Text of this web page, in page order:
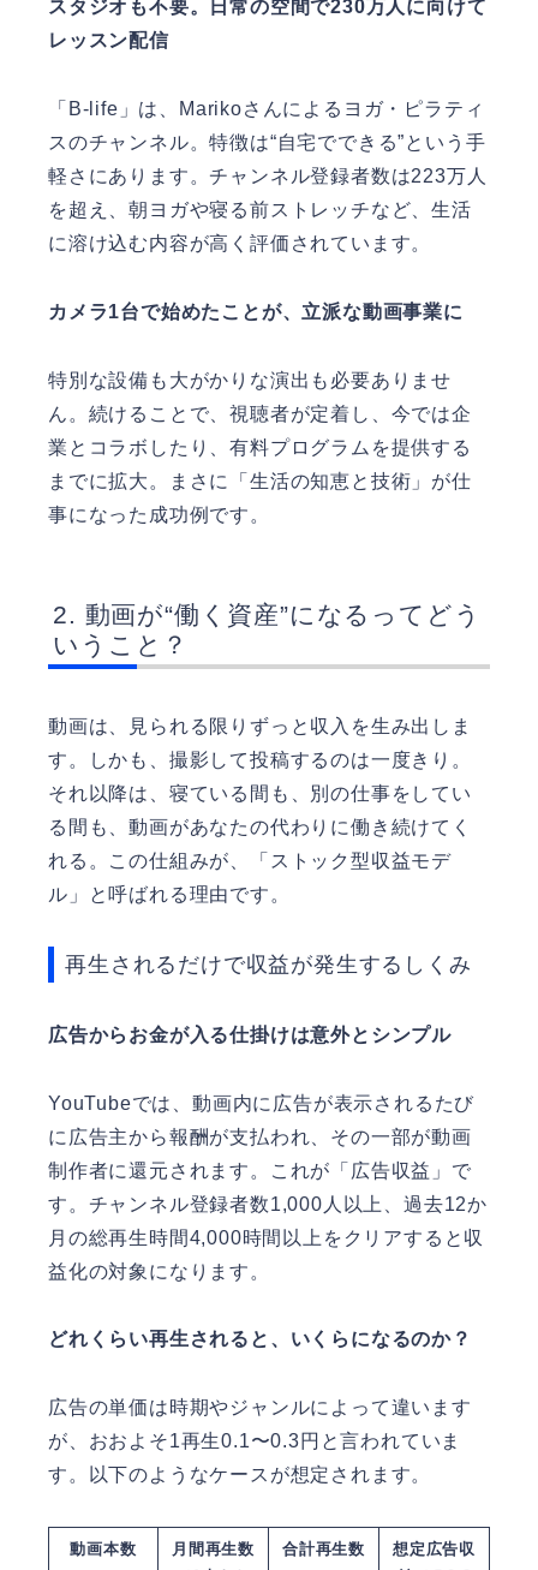
スタジオも不要。日常の空間で230万人に向けて
レッスン配信
「B-life」は、Marikoさんによるヨガ・ピラティ
スのチャンネル。特徴は“自宅でできる”という手
軽さにあります。チャンネル登録者数は223万人
を超え、朝ヨガや寝る前ストレッチなど、生活
に溶け込む内容が高く評価されています。
カメラ1台で始めたことが、立派な動画事業に
特別な設備も大がかりな演出も必要ありませ
ん。続けることで、視聴者が定着し、今では企
業とコラボしたり、有料プログラムを提供する
までに拡大。まさに「生活の知恵と技術」が仕
事になった成功例です。
動画が“働く資産”になるってどう
いうこと？
動画は、見られる限りずっと収入を生み出しま
す。しかも、撮影して投稿するのは一度きり。
それ以降は、寝ている間も、別の仕事をしてい
る間も、動画があなたの代わりに働き続けてく
れる。この仕組みが、「ストック型収益モデ
ル」と呼ばれる理由です。
再生されるだけで収益が発生するしくみ
広告からお金が入る仕掛けは意外とシンプル
YouTubeでは、動画内に広告が表示されるたび
に広告主から報酬が支払われ、その一部が動画
制作者に還元されます。これが「広告収益」で
す。チャンネル登録者数1,000人以上、過去12か
月の総再生時間4,000時間以上をクリアすると収
益化の対象になります。
どれくらい再生されると、いくらになるのか？
広告の単価は時期やジャンルによって違います
が、おおよそ1再生0.1〜0.3円と言われていま
す。以下のようなケースが想定されます。
動画本数
月間再生数
合計再生数
想定広告収